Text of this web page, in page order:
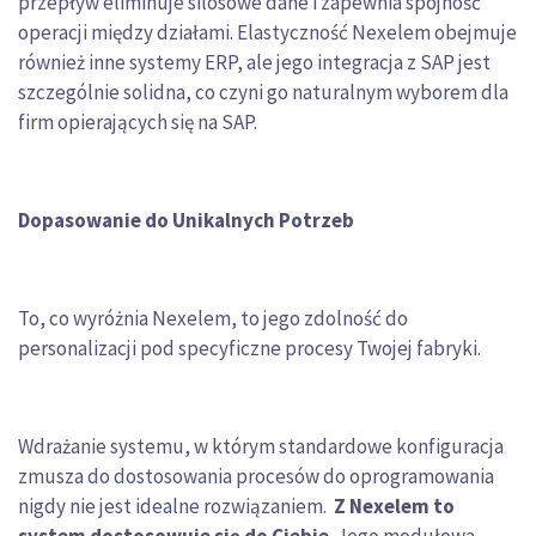
operacji między działami. Elastyczność Nexelem obejmuje
również inne systemy ERP, ale jego integracja z SAP jest
szczególnie solidna, co czyni go naturalnym wyborem dla
firm opierających się na SAP.
Dopasowanie do Unikalnych Potrzeb
To, co wyróżnia Nexelem, to jego zdolność do
personalizacji pod specyficzne procesy Twojej fabryki.
Wdrażanie systemu, w którym standardowe konfiguracja
zmusza do dostosowania procesów do oprogramowania
nigdy nie jest idealne rozwiązaniem. Z Nexelem to